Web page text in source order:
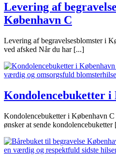
Levering af
København C
Levering af begravelsesblomster i
ved afsked Når du har [...]
Kondolencebuketter i
Kondolencebuketter i København
ønsker at sende kondolencebuketter